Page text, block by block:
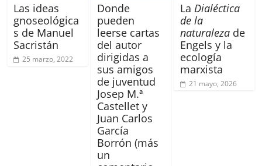
Las ideas
gnoseológica
s de Manuel
Sacristán
25 marzo, 2022
Donde
pueden
leerse cartas
del autor
dirigidas a
sus amigos
de juventud
Josep M.ª
Castellet y
Juan Carlos
García
Borrón (más
un
La Dialéctica
de la
naturalezade
Engels y la
ecología
marxista
21 mayo, 2026